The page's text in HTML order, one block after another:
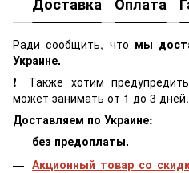
Ради сообщить, что мы
Украине.
❗ Также хотим
может занимать от 1 до 3
Доставляем по Украине:
без предоплаты.
Акционный товар со